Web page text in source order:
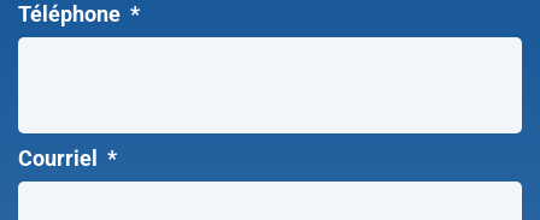
Téléphone *
Courriel *